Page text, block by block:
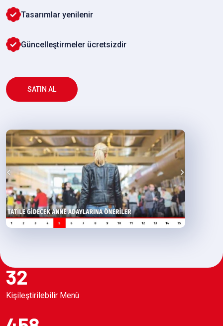
Tasarımlar yenilenir
Güncelleştirmeler ücretsizdir
SATIN AL
32
Kişileştirilebilir Menü